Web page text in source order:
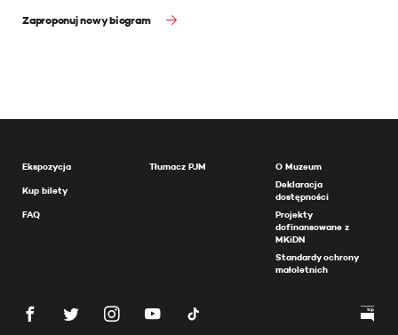
Zaproponuj nowy biogram
Ekspozycja
Kup bilety
FAQ
Tłumacz PJM
O Muzeum
Deklaracja
dostępności
Projekty
dofinansowane z
MKiDN
Standardy ochrony
małoletnich